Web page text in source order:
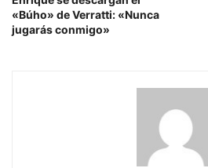
«Búho» de Verratti: «Nunca
jugarás conmigo»